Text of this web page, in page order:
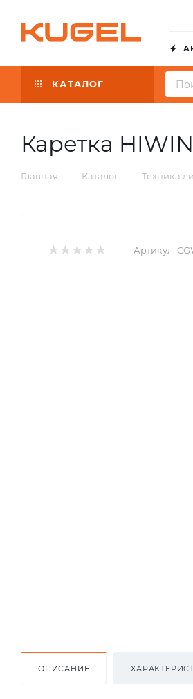
КАТАЛОГ
Каретка
Главная — Каталог — Техника
Артикул:
ОПИСАНИЕ